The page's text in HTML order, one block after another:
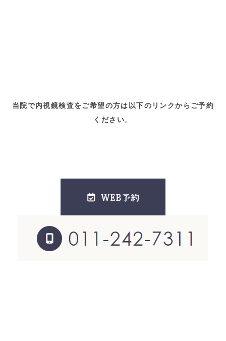
当院で内視鏡検査をご希望の方は以下のリンクからご予約
ください。